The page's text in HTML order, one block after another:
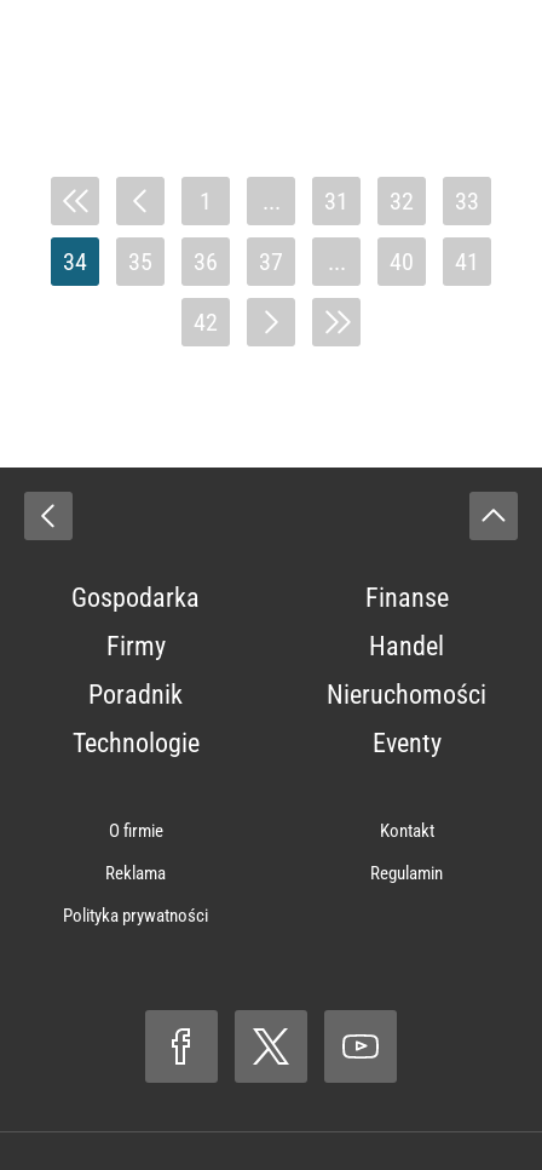
1 ... 31 32 33
34 35 36 37 ... 40 41
42
Gospodarka
Finanse
Firmy
Handel
Poradnik
Nieruchomości
Technologie
Eventy
O firmie
Kontakt
Reklama
Regulamin
Polityka prywatności